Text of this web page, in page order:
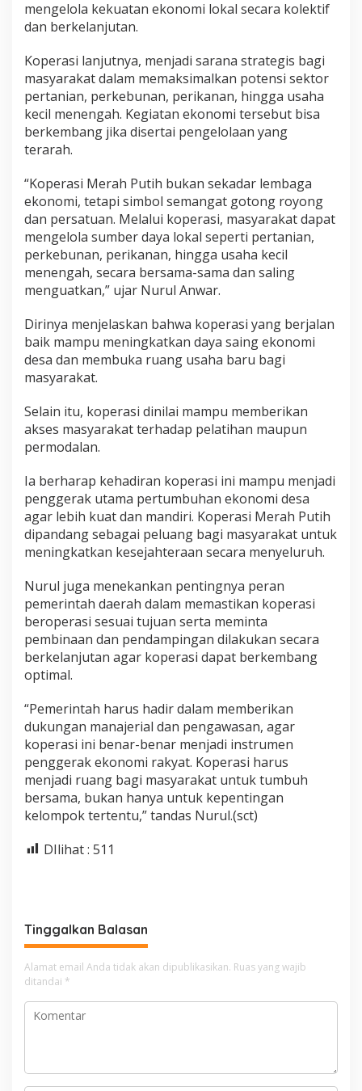
mengelola kekuatan ekonomi lokal secara kolektif
dan berkelanjutan.
Koperasi lanjutnya, menjadi sarana strategis bagi
masyarakat dalam memaksimalkan potensi sektor
pertanian, perkebunan, perikanan, hingga usaha
kecil menengah. Kegiatan ekonomi tersebut bisa
berkembang jika disertai pengelolaan yang
terarah.
“Koperasi Merah Putih bukan sekadar lembaga
ekonomi, tetapi simbol semangat gotong royong
dan persatuan. Melalui koperasi, masyarakat dapat
mengelola sumber daya lokal seperti pertanian,
perkebunan, perikanan, hingga usaha kecil
menengah, secara bersama-sama dan saling
menguatkan,” ujar Nurul Anwar.
Dirinya menjelaskan bahwa koperasi yang berjalan
baik mampu meningkatkan daya saing ekonomi
desa dan membuka ruang usaha baru bagi
masyarakat.
Selain itu, koperasi dinilai mampu memberikan
akses masyarakat terhadap pelatihan maupun
permodalan.
Ia berharap kehadiran koperasi ini mampu menjadi
penggerak utama pertumbuhan ekonomi desa
agar lebih kuat dan mandiri. Koperasi Merah Putih
dipandang sebagai peluang bagi masyarakat untuk
meningkatkan kesejahteraan secara menyeluruh.
Nurul juga menekankan pentingnya peran
pemerintah daerah dalam memastikan koperasi
beroperasi sesuai tujuan serta meminta
pembinaan dan pendampingan dilakukan secara
berkelanjutan agar koperasi dapat berkembang
optimal.
“Pemerintah harus hadir dalam memberikan
dukungan manajerial dan pengawasan, agar
koperasi ini benar-benar menjadi instrumen
penggerak ekonomi rakyat. Koperasi harus
menjadi ruang bagi masyarakat untuk tumbuh
bersama, bukan hanya untuk kepentingan
kelompok tertentu,” tandas Nurul.(sct)
DIlihat : 511
Tinggalkan Balasan
Alamat email Anda tidak akan dipublikasikan. Ruas yang wajib
ditandai *